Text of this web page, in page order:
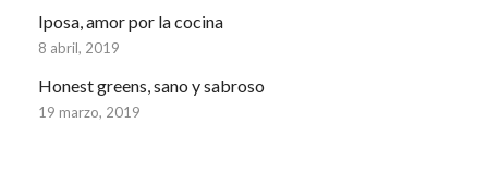
Iposa, amor por la cocina
8 abril, 2019
Honest greens, sano y sabroso
19 marzo, 2019